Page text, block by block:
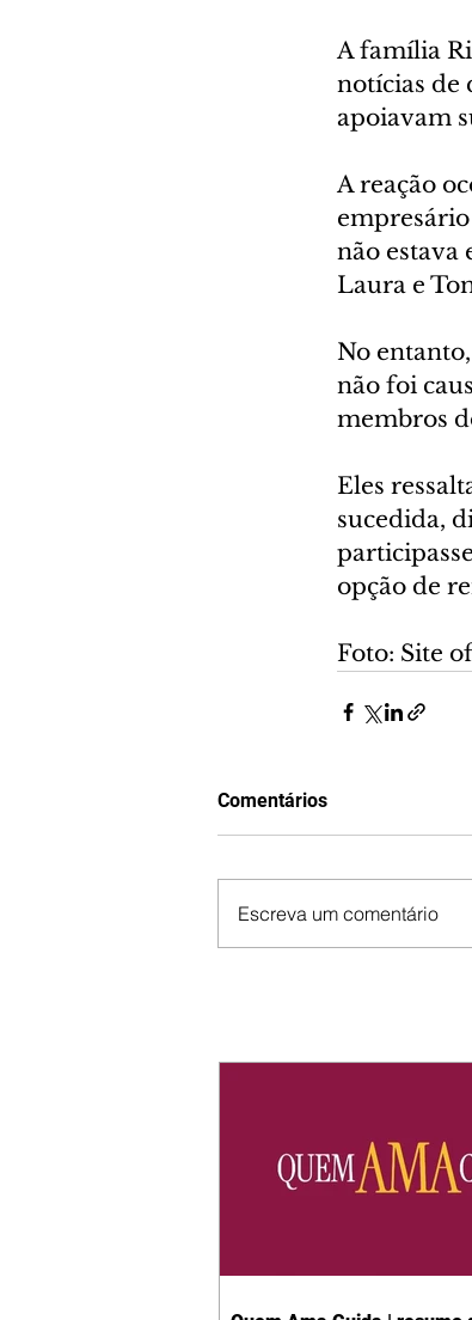
A família
notícias de
apoiavam
A reação
empresário
não estava
Laura e
No
não foi
membros
Eles
sucedida,
opção de
Foto: Site
Comentários
Escreva um comentário